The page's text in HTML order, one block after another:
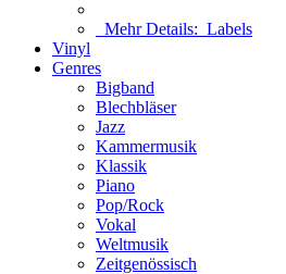
Mehr Details: Labels
Vinyl
Genres
Bigband
Blechbläser
Jazz
Kammermusik
Klassik
Piano
Pop/Rock
Vokal
Weltmusik
Zeitgenössisch